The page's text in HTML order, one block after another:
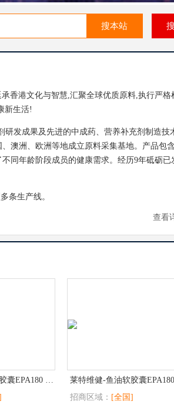
搜本站
香港文化与智慧,汇聚全球优质原料,执行严格
新生活!
发成果及先进的中成药、营养补充剂制造技
澳洲、欧洲等地成立原料采集基地。产品包
同年龄阶段成员的健康需求。经历9年砥砺已
条生产线。
查看
莱特维健-鱼油软胶囊EPA180 DHA120
招商区域： [全国]